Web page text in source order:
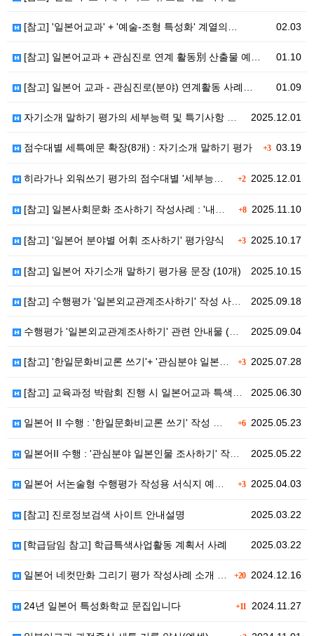
02.03
[참고] '일본어교과' + '예술-조형 특성화' 계열의…
01.10
[참고] 일본어교과 + 관심진로 연계 활동別 산출물 예…
01.09
[참고] 일본어 교과 - 관심진로(분야) 연계활동 사례…
2025.12.01
자기소개 말하기 평가의 세부능력 및 특기사항 예시 표…
+303.19
점수대별 세특예문 확장(8개) : 자기소개 말하기 평가
+22025.12.01
히라가나 외워쓰기 평가의 점수대별 '세부능력 및 특기사…
+82025.11.10
[참고] 일본사회문화 조사하기 작성사례 : '내용의 참…
+32025.10.17
[참고] '일본어 분야별 어휘 조사하기' 평가양식
2025.10.15
[참고] 일본어 자기소개 말하기 평가용 문장 (10개)
2025.09.18
[참고] 수행평가 '일본외교관계조사하기' 작성 사례 …
2025.09.04
수행평가 '일본외교관계조사하기' 관련 안내물 (외교관계…
+32025.07.28
[참고] '한일문화비교론 쓰기'+ '관심분야 일본인물조…
2025.06.30
[참고] 교육과정 박람회 진행 시 일본어교과 특색활동으…
+62025.05.23
일본어 II 수행 : '한일문화비교론 쓰기' 작성 사례…
2025.05.22
일본어II 수행 : '관심분야 일본인물 조사하기' 작성…
+32025.04.03
일본어 서논술형 수행평가 작성용 서식지 예시 (원고지…
2025.03.22
[참고] 진로정보검색 사이트 안내설명
2025.03.22
[학급담임 참고] 학급특색사업활동 계획서 사례
+202024.12.16
일본어 네컷만화 그리기 평가 작성사례 소개 및 교과세특…
+112024.11.27
24년 일본어 특성화학교 문집입니다